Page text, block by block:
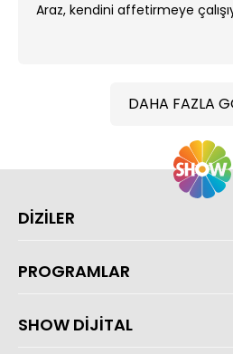
Araz, kendini affetirmeye
DAHA FAZLA
DİZİLER
PROGRAMLAR
SHOW DİJİTAL